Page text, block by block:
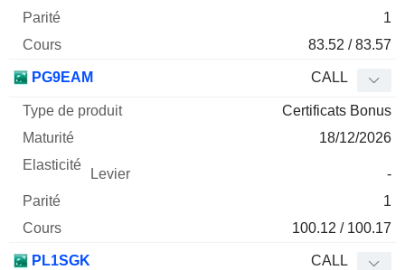
1
83.52 / 83.57
PG9EAM CALL
Certificats Bonus
18/12/2026
-
1
100.12 / 100.17
PL1SGK CALL